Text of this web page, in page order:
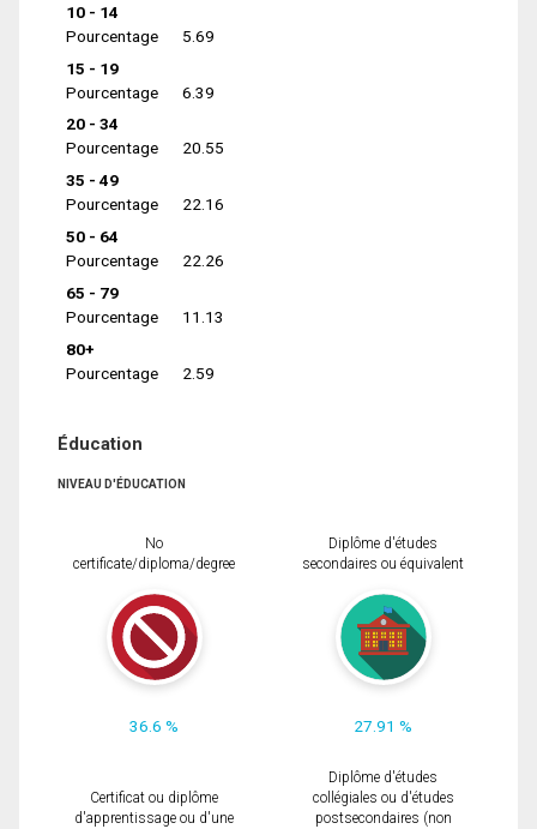
10 - 14
Pourcentage
5.69
15 - 19
Pourcentage
6.39
20 - 34
Pourcentage
20.55
35 - 49
Pourcentage
22.16
50 - 64
Pourcentage
22.26
65 - 79
Pourcentage
11.13
80+
Pourcentage
2.59
Éducation
NIVEAU D'ÉDUCATION
No
certificate/diploma/degree
36.6 %
Diplôme d'études
secondaires ou équivalent
27.91 %
Certificat ou diplôme
d'apprentissage ou d'une
Diplôme d'études
collégiales ou d'études
postsecondaires (non